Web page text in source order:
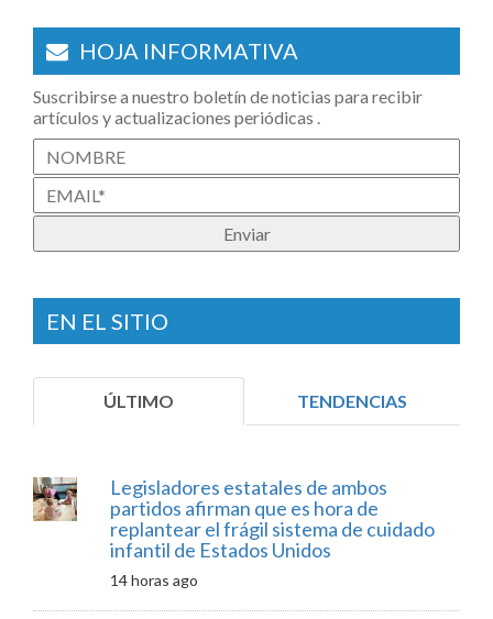
HOJA INFORMATIVA
Suscribirse a nuestro boletín de noticias para recibir
artículos y actualizaciones periódicas .
EN EL SITIO
ÚLTIMO TENDENCIAS
Legisladores estatales de ambos
partidos afirman que es hora de
replantear el frágil sistema de cuidado
infantil de Estados Unidos
14 horas ago